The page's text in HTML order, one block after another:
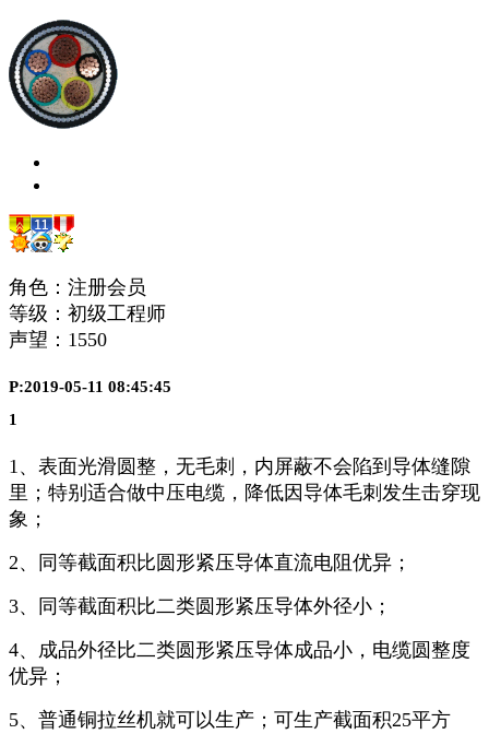
角色：注册会员
等级：初级工程师
声望： 1550
P:2019-05-11 08:45:45
1
1、表面光滑圆整，无毛刺，内屏蔽不会陷到导体缝隙
里；特别适合做中压电缆，降低因导体毛刺发生击穿现
象；
2、同等截面积比圆形紧压导体直流电阻优异；
3、同等截面积比二类圆形紧压导体外径小；
4、成品外径比二类圆形紧压导体成品小，电缆圆整度
优异；
5、普通铜拉丝机就可以生产；可生产截面积25平方